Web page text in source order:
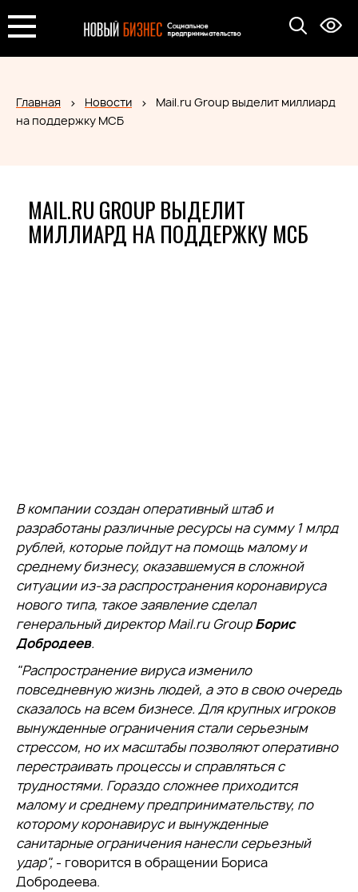
Главная Новости
Mail.ru Group выделит миллиард
на поддержку МСБ
MAIL.RU GROUP ВЫДЕЛИТ
МИЛЛИАРД НА ПОДДЕРЖКУ МСБ
В компании создан оперативный штаб и
разработаны различные ресурсы на сумму 1 млрд
рублей, которые пойдут на помощь малому и
среднему бизнесу, оказавшемуся в сложной
ситуации из-за распространения коронавируса
нового типа, такое заявление сделал
генеральный директор Mail.ru GroupБорис
Добродеев.
"Распространение вируса изменило
повседневную жизнь людей, а это в свою очередь
сказалось на всем бизнесе. Для крупных игроков
вынужденные ограничения стали серьезным
стрессом, но их масштабы позволяют оперативно
перестраивать процессы и справляться с
трудностями. Гораздо сложнее приходится
малому и среднему предпринимательству, по
которому коронавирус и вынужденные
санитарные ограничения нанесли серьезный
удар", - говорится в обращении Бориса
Добродеева.